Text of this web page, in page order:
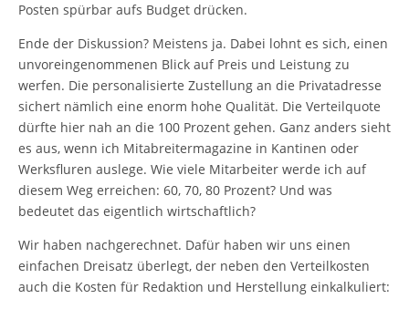
Posten spürbar aufs Budget drücken.
Ende der Diskussion? Meistens ja. Dabei lohnt es sich, einen
unvoreingenommenen Blick auf Preis und Leistung zu
werfen. Die personalisierte Zustellung an die Privatadresse
sichert nämlich eine enorm hohe Qualität. Die Verteilquote
dürfte hier nah an die 100 Prozent gehen. Ganz anders sieht
es aus, wenn ich Mitabreitermagazine in Kantinen oder
Werksfluren auslege. Wie viele Mitarbeiter werde ich auf
diesem Weg erreichen: 60, 70, 80 Prozent? Und was
bedeutet das eigentlich wirtschaftlich?
Wir haben nachgerechnet. Dafür haben wir uns einen
einfachen Dreisatz überlegt, der neben den Verteilkosten
auch die Kosten für Redaktion und Herstellung einkalkuliert: